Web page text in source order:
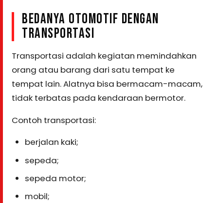
BEDANYA OTOMOTIF DENGAN
TRANSPORTASI
Transportasi adalah kegiatan memindahkan
orang atau barang dari satu tempat ke
tempat lain. Alatnya bisa bermacam-macam,
tidak terbatas pada kendaraan bermotor.
Contoh transportasi:
berjalan kaki;
sepeda;
sepeda motor;
mobil;